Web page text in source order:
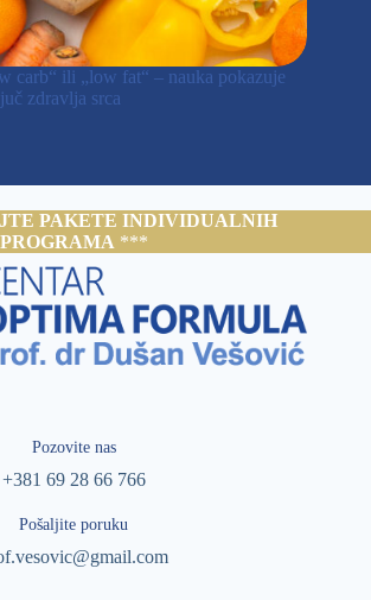
carb“ ili „low fat“ – nauka pokazuje
zdravlja srca
PAKETE INDIVIDUALNIH
PROGRAMA ***
Pozovite nas
+381 69 28 66 766
Pošaljite poruku